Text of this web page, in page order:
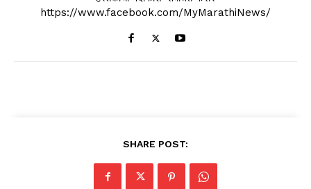
https://www.facebook.com/MyMarathiNews/
SHARE POST: